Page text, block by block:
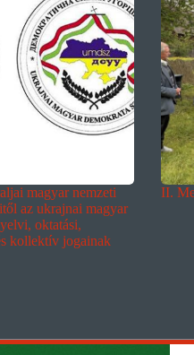
magyar nemzeti
az ukrajnai magyar
oktatási,
kollektív jogainak
II.